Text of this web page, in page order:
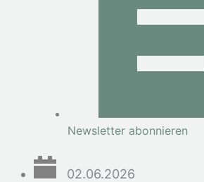
Newsletter abonnieren
02.06.2026